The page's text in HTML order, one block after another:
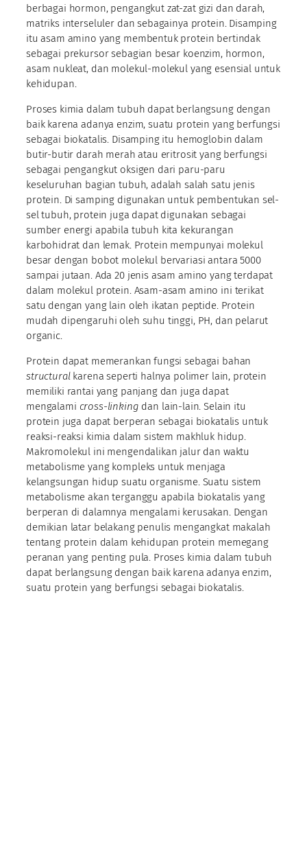
berbagai hormon, pengangkut zat-zat gizi dan darah,
matriks interseluler dan sebagainya protein. Disamping
itu asam amino yang membentuk protein bertindak
sebagai prekursor sebagian besar koenzim, hormon,
asam nukleat, dan molekul-molekul yang esensial untuk
kehidupan.
Proses kimia dalam tubuh dapat berlangsung dengan
baik karena adanya enzim, suatu protein yang berfungsi
sebagai biokatalis. Disamping itu hemoglobin dalam
butir-butir darah merah atau eritrosit yang berfungsi
sebagai pengangkut oksigen dari paru-paru
keseluruhan bagian tubuh, adalah salah satu jenis
protein. Di samping digunakan untuk pembentukan sel-
sel tubuh, protein juga dapat digunakan sebagai
sumber energi apabila tubuh kita kekurangan
karbohidrat dan lemak. Protein mempunyai molekul
besar dengan bobot molekul bervariasi antara 5000
sampai jutaan. Ada 20 jenis asam amino yang terdapat
dalam molekul protein. Asam-asam amino ini terikat
satu dengan yang lain oleh ikatan peptide. Protein
mudah dipengaruhi oleh suhu tinggi, PH, dan pelarut
organic.
Protein dapat memerankan fungsi sebagai bahan
structuralkarena seperti halnya polimer lain, protein
memiliki rantai yang panjang dan juga dapat
mengalami cross-linking dan lain-lain. Selain itu
protein juga dapat berperan sebagai biokatalis untuk
reaksi-reaksi kimia dalam sistem makhluk hidup.
Makromolekul ini mengendalikan jalur dan waktu
metabolisme yang kompleks untuk menjaga
kelangsungan hidup suatu organisme. Suatu sistem
metabolisme akan terganggu apabila biokatalis yang
berperan di dalamnya mengalami kerusakan. Dengan
demikian latar belakang penulis mengangkat makalah
tentang protein dalam kehidupan protein memegang
peranan yang penting pula. Proses kimia dalam tubuh
dapat berlangsung dengan baik karena adanya enzim,
suatu protein yang berfungsi sebagai biokatalis.